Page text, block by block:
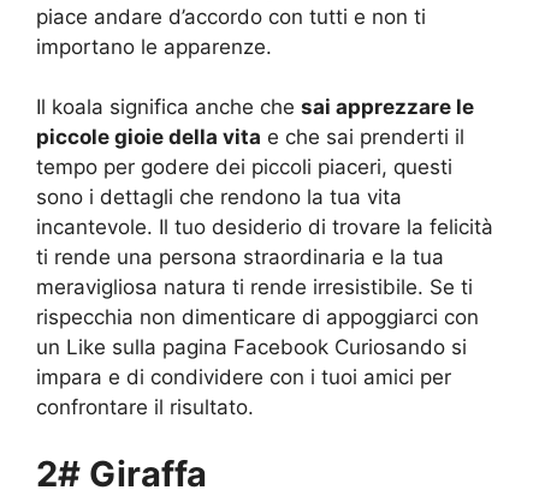
piace andare d’accordo con tutti e non ti
importano le apparenze.
Il koala significa anche che sai apprezzare le
piccole gioie della vita e che sai prenderti il
tempo per godere dei piccoli piaceri, questi
sono i dettagli che rendono la tua vita
incantevole. Il tuo desiderio di trovare la felicità
ti rende una persona straordinaria e la tua
meravigliosa natura ti rende irresistibile. Se ti
rispecchia non dimenticare di appoggiarci con
un Like sulla pagina Facebook Curiosando si
impara e di condividere con i tuoi amici per
confrontare il risultato.
2# Giraffa